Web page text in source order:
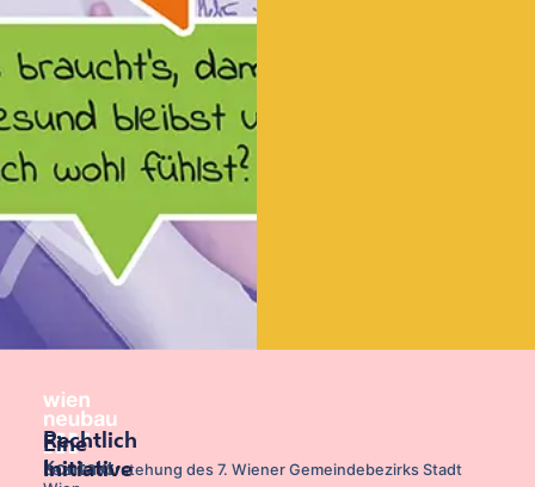
Bezirksvorstehung des 7. Wiener Gemeindebezirks Stadt
Rechtlich
Kontakt
Eine
Initiative